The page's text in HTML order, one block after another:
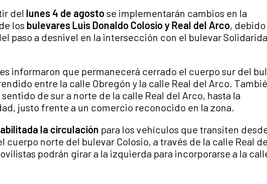
del lunes 4 de agostose implementarán cambios en la
los bulevares Luis Donaldo Colosio y Real del Arco, debido
paso a desnivel en la intersección con el bulevar
informaron que permanecerá cerrado el cuerpo sur del
entre la calle Obregón y la calle Real del Arco.
de sur a norte de la calle Real del Arco, hasta la
justo frente a un comercio reconocido en la zona.
la circulación para los vehículos que transiten
cuerpo norte del bulevar Colosio, a través de la calle Real
podrán girar a la izquierda para incorporarse a la